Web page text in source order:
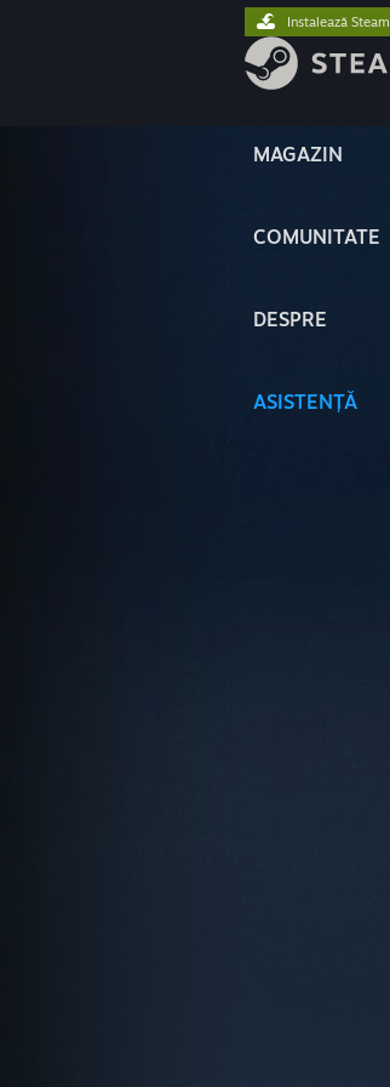
MAGAZIN
COMUNITATE
DESPRE
ASISTENȚĂ
Instalează Steam